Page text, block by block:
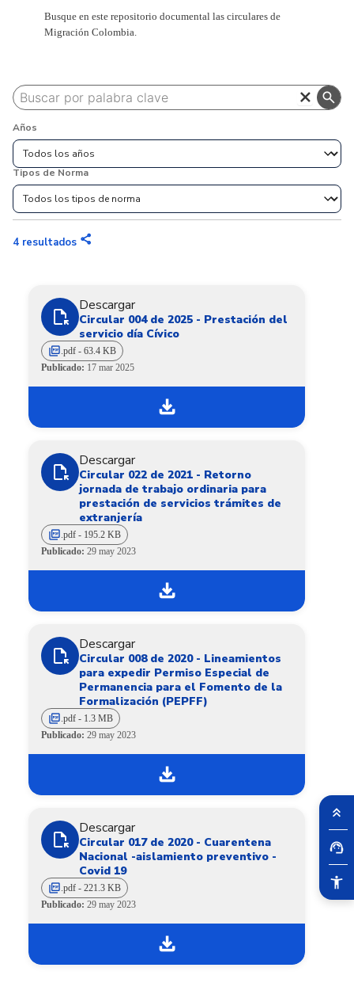
Busque en este repositorio documental las circulares de
Migración Colombia.
close search
Años
Tipos de Norma
4 resultados share
file_open
Descargar
Circular 004 de 2025 - Prestación del
servicio día Cívico
picture_as_pdf.pdf - 63.4 KB
Publicado: 17 mar 2025
download
file_open
Descargar
Circular 022 de 2021 - Retorno
jornada de trabajo ordinaria para
prestación de servicios trámites de
extranjería
picture_as_pdf.pdf - 195.2 KB
Publicado: 29 may 2023
download
file_open
Descargar
Circular 008 de 2020 - Lineamientos
para expedir Permiso Especial de
Permanencia para el Fomento de la
Formalización (PEPFF)
picture_as_pdf.pdf - 1.3 MB
Publicado: 29 may 2023
download
file_open
Descargar
Circular 017 de 2020 - Cuarentena
Nacional -aislamiento preventivo -
Covid 19
picture_as_pdf.pdf - 221.3 KB
Publicado: 29 may 2023
download